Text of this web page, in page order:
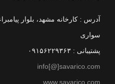
سواری
پشتیبانی : ۰۹۱۵۶۲۲۹۳۶۳
info[@]savarico.com
www.savarico.com